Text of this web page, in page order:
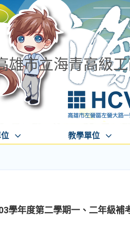
雄市立海青高級
教學單位
學年度第二學期一、二年級補